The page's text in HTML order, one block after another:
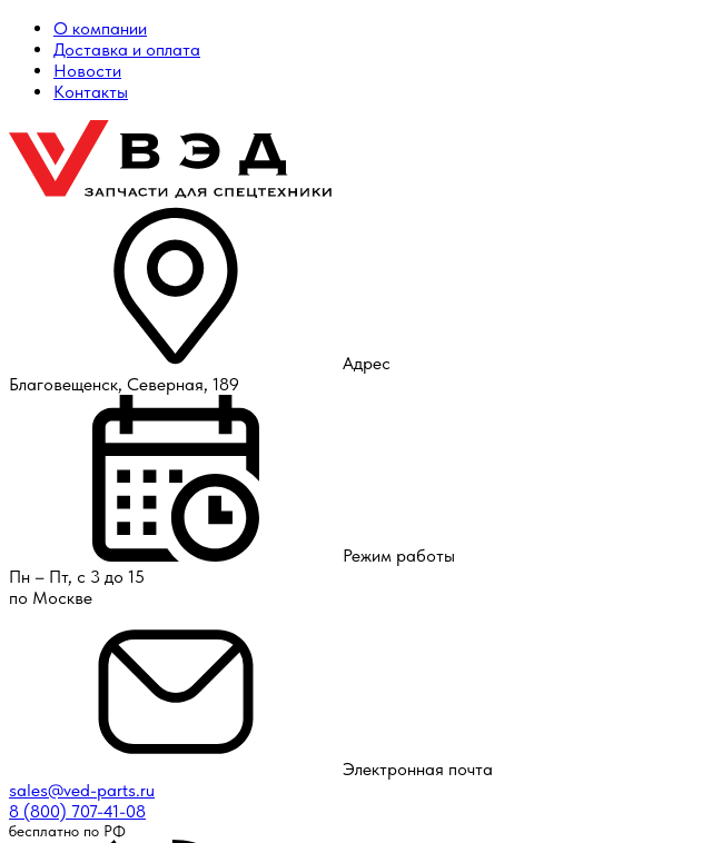
О компании
Доставка и оплата
Новости
Контакты
Адрес
Благовещенск, Северная, 189
Режим работы
Пн – Пт, с 3 до 15
по Москве
Электронная почта
sales@ved-parts.ru
8 (800) 707-41-08
бесплатно по РФ